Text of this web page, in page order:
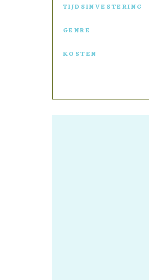
TIJDSINVESTERING
GENRE
KOSTEN